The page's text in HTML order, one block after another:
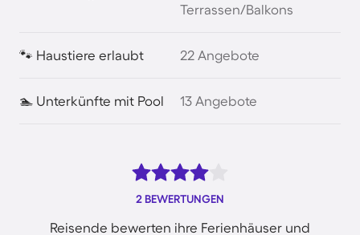
Terrassen/Balkons
🐾 Haustiere erlaubt 22 Angebote
🏊 Unterkünfte mit Pool 13 Angebote
2 BEWERTUNGEN
Reisende bewerten ihre Ferienhäuser und